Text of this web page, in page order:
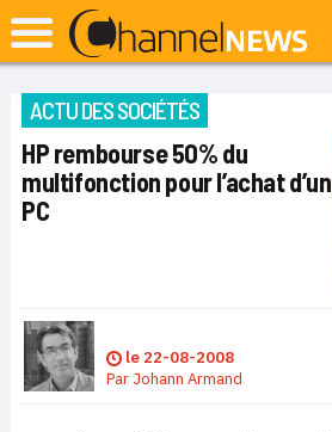
ACTU DES SOCIÉTÉS
HP rembourse 50% du
multifonction pour l’achat d’un
PC
le 22-08-2008
Par Johann Armand